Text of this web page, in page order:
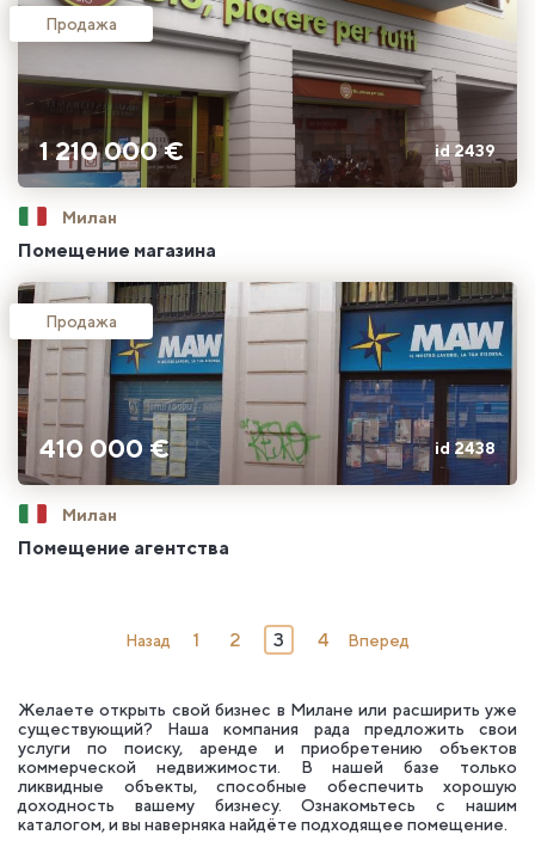
Продажа
1 210 000 € id 2439
Милан
Помещение магазина
Продажа
410 000 € id 2438
Милан
Помещение агентства
Назад 1 2 3 4 Вперед
Желаете открыть свой бизнес в Милане или расширить уже
существующий? Наша компания рада предложить свои
услуги по поиску, аренде и приобретению объектов
коммерческой недвижимости. В нашей базе только
ликвидные объекты, способные обеспечить хорошую
доходность вашему бизнесу. Ознакомьтесь с нашим
каталогом, и вы наверняка найдёте подходящее помещение.